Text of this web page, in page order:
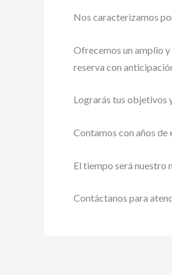
Nos caracterizamos
Ofrecemos un amplio
reserva con
Lograrás tus objetivos
Contamos con años
El tiempo será nuestro
Contáctanos para